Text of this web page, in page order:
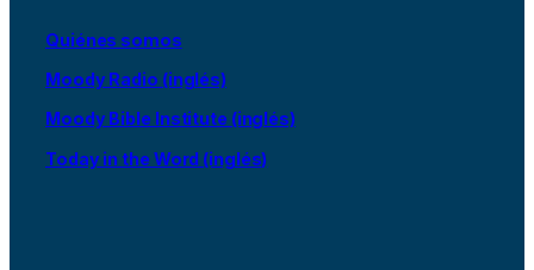
Quiénes somos
Moody Radio (inglés)
Moody Bible Institute (inglés)
Today in the Word (inglés)